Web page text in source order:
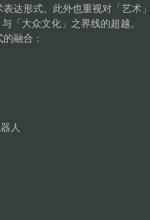
达形式。此外也重视对「艺术
「大众文化」之界线的超越。
的融合：
器人